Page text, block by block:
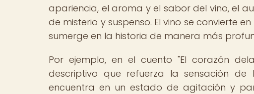
apariencia, el aroma y el sabor del vino, el
de misterio y suspenso. El vino se convierte
sumerge en la historia de manera más
Por ejemplo, en el cuento "El corazón
descriptivo que refuerza la sensación
encuentra en un estado de agitación y